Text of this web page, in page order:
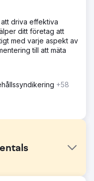
driva effektiva
ditt företag att
med varje aspekt av
till att mäta
+58